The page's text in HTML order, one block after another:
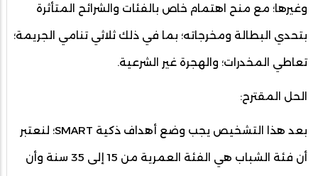
وغيرها؛ مع منح اهتمام خاص بالفئات والشرائح المتأثرة
بتحدي البطالة ومخرجاته؛ بما في ذلك ثلاثي تنامي الجريمة؛
تعاطي المخدرات؛ والهجرة غير الشرعية.
الحل المقترح:
بعد هذا التشخيص يجب وضع أهداف ذكية SMART؛ لنعتبر
أن فئة الشباب هي الفئة العمرية من 15 إلى 35 سنة وأن